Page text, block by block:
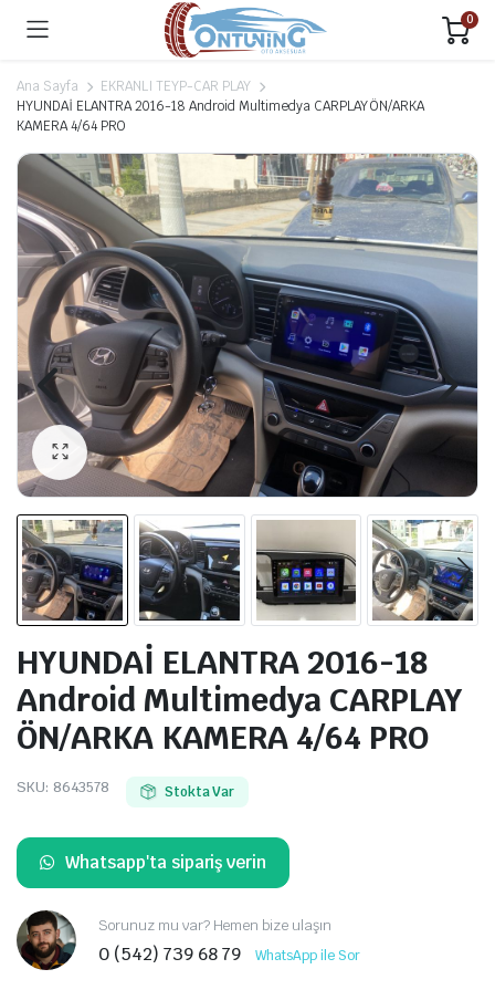
0
Ana Sayfa
EKRANLI TEYP-CAR PLAY
HYUNDAİ ELANTRA 2016-18 Android Multimedya CARPLAY ÖN/ARKA
KAMERA 4/64 PRO
HYUNDAİ ELANTRA 2016-18
Android Multimedya CARPLAY
ÖN/ARKA KAMERA 4/64 PRO
SKU: 8643578 Stokta Var
Whatsapp'ta sipariş verin
Sorunuz mu var? Hemen bize ulaşın
0 (542) 739 68 79 WhatsApp ile Sor